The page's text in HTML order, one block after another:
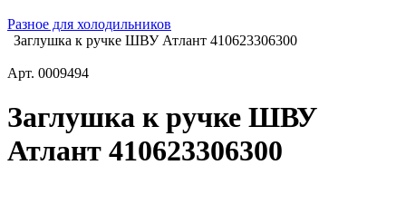
Разное для холодильников
Заглушка к ручке ШВУ Атлант 410623306300
Арт. 0009494
Заглушка к ручке ШВУ
Атлант 410623306300